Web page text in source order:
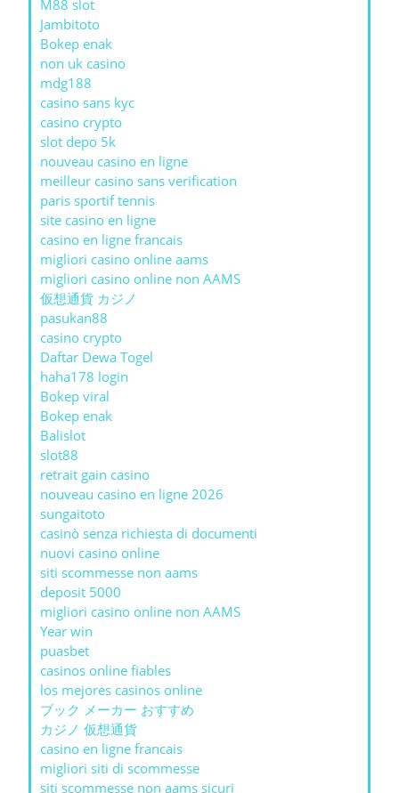
M88 slot
Jambitoto
Bokep enak
non uk casino
mdg188
casino sans kyc
casino crypto
slot depo 5k
nouveau casino en ligne
meilleur casino sans verification
paris sportif tennis
site casino en ligne
casino en ligne francais
migliori casino online aams
migliori casino online non AAMS
仮想通貨 カジノ
pasukan88
casino crypto
Daftar Dewa Togel
haha178 login
Bokep viral
Bokep enak
Balislot
slot88
retrait gain casino
nouveau casino en ligne 2026
sungaitoto
casinò senza richiesta di documenti
nuovi casino online
siti scommesse non aams
deposit 5000
migliori casino online non AAMS
Year win
puasbet
casinos online fiables
los mejores casinos online
ブック メーカー おすすめ
カジノ 仮想通貨
casino en ligne francais
migliori siti di scommesse
siti scommesse non aams sicuri